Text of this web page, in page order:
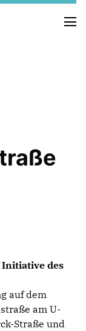
des
auf dem
am U-
Straße und